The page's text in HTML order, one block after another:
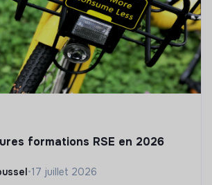
formations RSE en 2026
•17 juillet 2026